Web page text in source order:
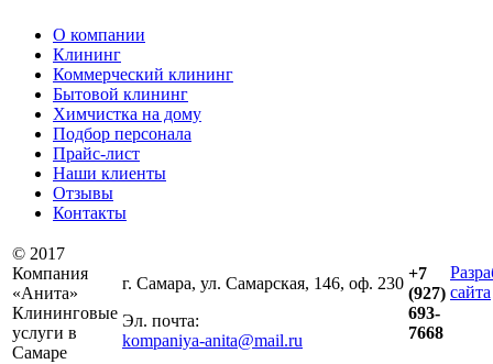
О компании
Клининг
Коммерческий клининг
Бытовой клининг
Химчистка на дому
Подбор персонала
Прайс-лист
Наши клиенты
Отзывы
Контакты
© 2017
Компания
«Анита»
Клининговые
услуги в
Самаре
г. Самара, ул. Самарская, 146, оф. 230
Эл. почта:
kompaniya-anita@mail.ru
+7
(927)
693-
7668
сайта